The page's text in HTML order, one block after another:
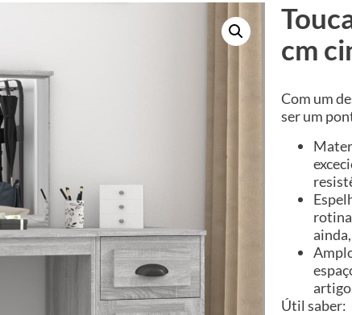
cm
Com um
ser um
rotina
Útil saber: